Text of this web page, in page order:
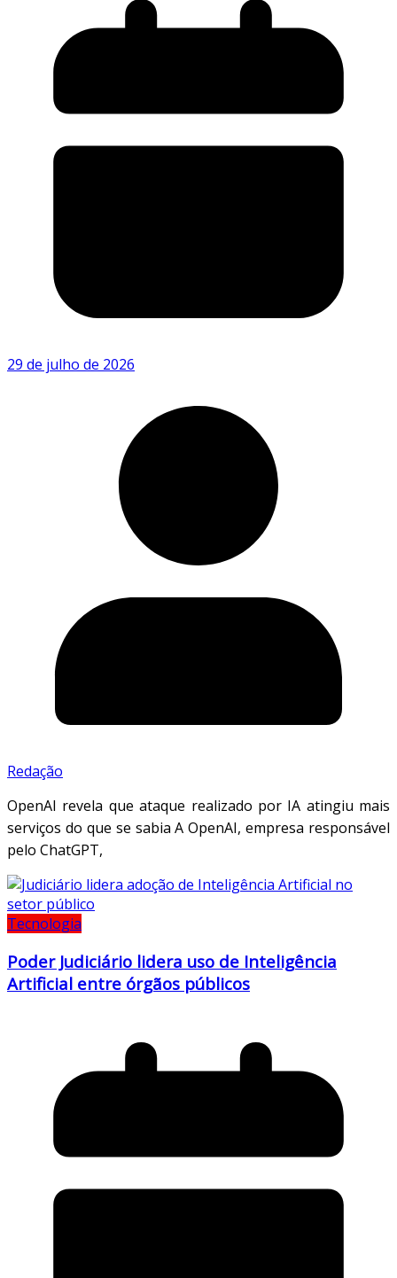
29 de julho de 2026
Redação
OpenAI revela que ataque realizado por IA atingiu mais
serviços do que se sabia A OpenAI, empresa responsável
pelo ChatGPT,
Tecnologia
Poder Judiciário lidera uso de Inteligência
Artificial entre órgãos públicos